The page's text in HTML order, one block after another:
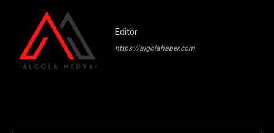
Editör
https://algolahaber.com